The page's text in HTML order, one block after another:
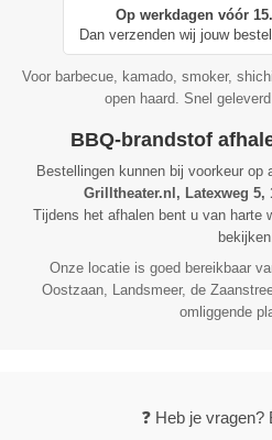
Op werkdagen vóór
Dan verzenden wij jouw
Voor barbecue, kamado, smoker,
open haard. Snel
BBQ-brandstof
Bestellingen kunnen bij voorkeur op
Grilltheater.nl, Latexweg 5,
Tijdens het afhalen bent u van harte
bekijken.
Onze locatie is goed bereikbaar
Oostzaan, Landsmeer, de
omliggende
❓ Heb je